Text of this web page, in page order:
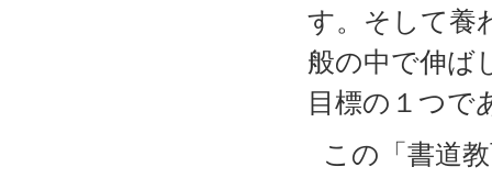
す。そして養
般の中で伸ば
目標の１つで
この「書道